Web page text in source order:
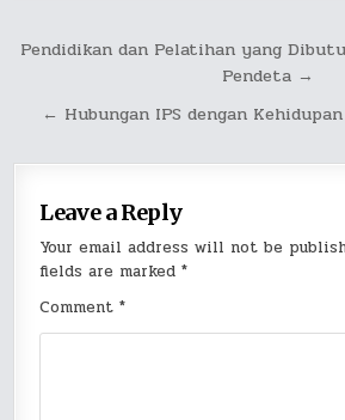
Post
Pendidikan dan Pelatihan yang
Pendeta →
← Hubungan IPS dengan
Leave a Reply
Your email address will not be
fields are marked*
Comment*